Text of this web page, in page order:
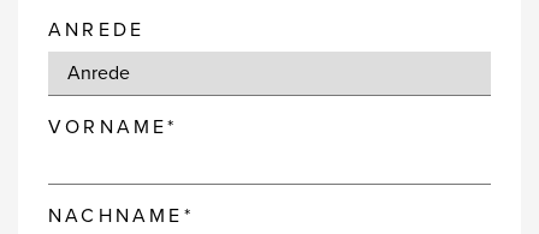
ANREDE
VORNAME*
NACHNAME*